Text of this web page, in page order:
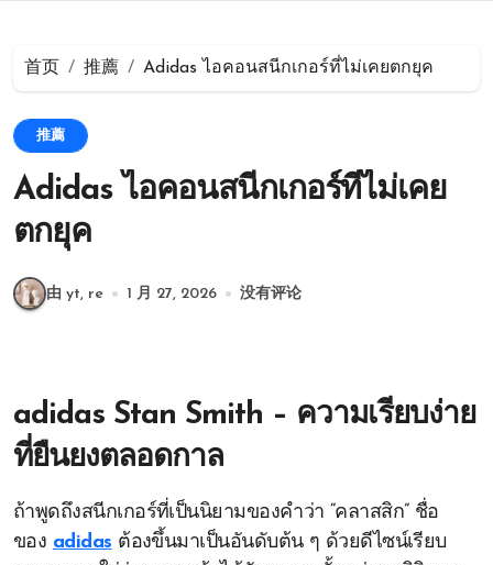
首页 推薦 Adidas ไอคอนสนีกเกอร์ที่ไม่เคยตกยุค
推薦
Adidas ไอคอนสนีกเกอร์ที่ไม่เคย
ตกยุค
由 yt, re 1 月 27, 2026 没有评论
adidas Stan Smith – ความเรียบง่าย
ที่ยืนยงตลอดกาล
ถ้าพูดถึงสนีกเกอร์ที่เป็นนิยามของคำว่า “คลาสสิก” ชื่อ
ของ adidas ต้องขึ้นมาเป็นอันดับต้น ๆ ด้วยดีไซน์เรียบ